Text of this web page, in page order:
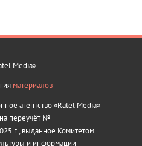
Media»
материалов
агентство «Ratel Media»
переучёт №
г., выданное Комитетом
и информации